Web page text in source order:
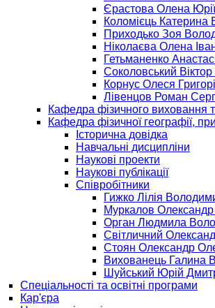
Єрастова Олена
Коломієць Катерина
Приходько Зоя
Ніколаєва Олена
Гетьманенко
Соколовський
Корнус Олеся
Лівенцов Роман
Кафедра фізичного виховання
Кафедра фізичної географії,
Історична довідка
Навчальні дисципліни
Наукові проекти
Наукові публікації
Співробітники
Гижко Лілія
Муркалов
Орган Людмила
Світличний
Стоян Олександр
Вихованець Галина
Шуйський Юрій
Спеціальності та освітні програми
Кар'єра